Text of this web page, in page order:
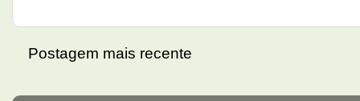
Postagem mais recente